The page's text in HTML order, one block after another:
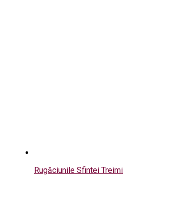
Rugăciunile Sfintei Treimi